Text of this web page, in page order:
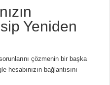
Yeniden
çözmenin bir başka
bağlantısını